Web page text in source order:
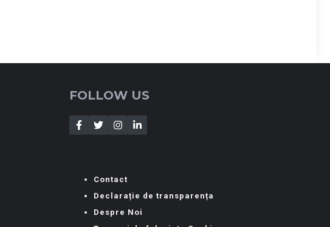
FOLLOW US
Contact
Declarație de transparența
Despre Noi